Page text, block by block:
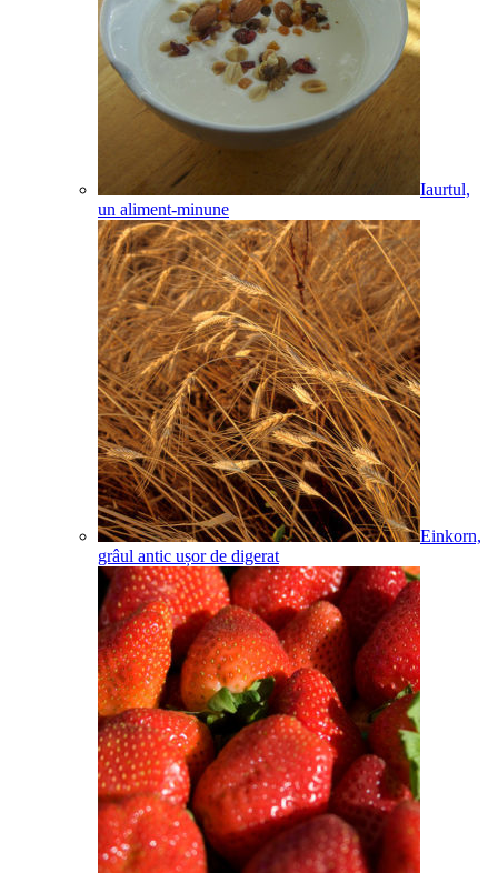
Iaurtul,
un aliment-minune
Einkorn,
grâul antic ușor de digerat